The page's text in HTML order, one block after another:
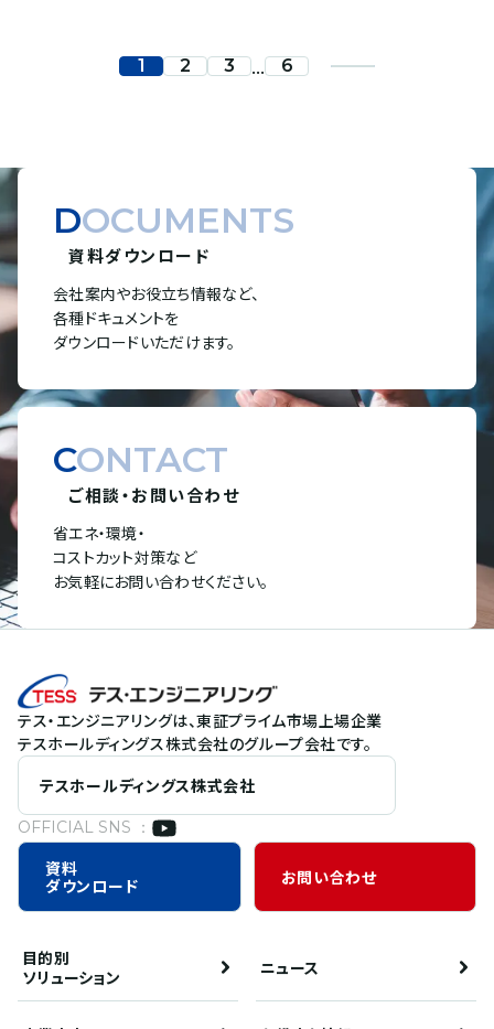
1 2 3 ... 6
DOCUMENTS
資料ダウンロード
会社案内やお役立ち情報など、
各種ドキュメントを
ダウンロードいただけます。
CONTACT
ご相談・お問い合わせ
省エネ・環境・
コストカット対策など
お気軽にお問い合わせください。
テス・エンジニアリングは、東証プライム市場上場企業
テスホールディングス株式会社のグループ会社です。
テスホールディングス株式会社
OFFICIAL SNS ：
資料
ダウンロード
お問い合わせ
目的別
ソリューション
ニュース